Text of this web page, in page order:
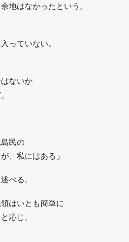
地はなかったという。
っていない。
ないか
島民の
、私にはある」
べる。
はいとも簡単に
応じ、